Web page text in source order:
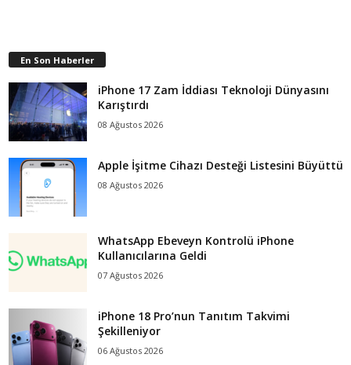
En Son Haberler
iPhone 17 Zam İddiası Teknoloji Dünyasını
Karıştırdı
08 Ağustos 2026
Apple İşitme Cihazı Desteği Listesini Büyüttü
08 Ağustos 2026
WhatsApp Ebeveyn Kontrolü iPhone
Kullanıcılarına Geldi
07 Ağustos 2026
iPhone 18 Pro’nun Tanıtım Takvimi
Şekilleniyor
06 Ağustos 2026